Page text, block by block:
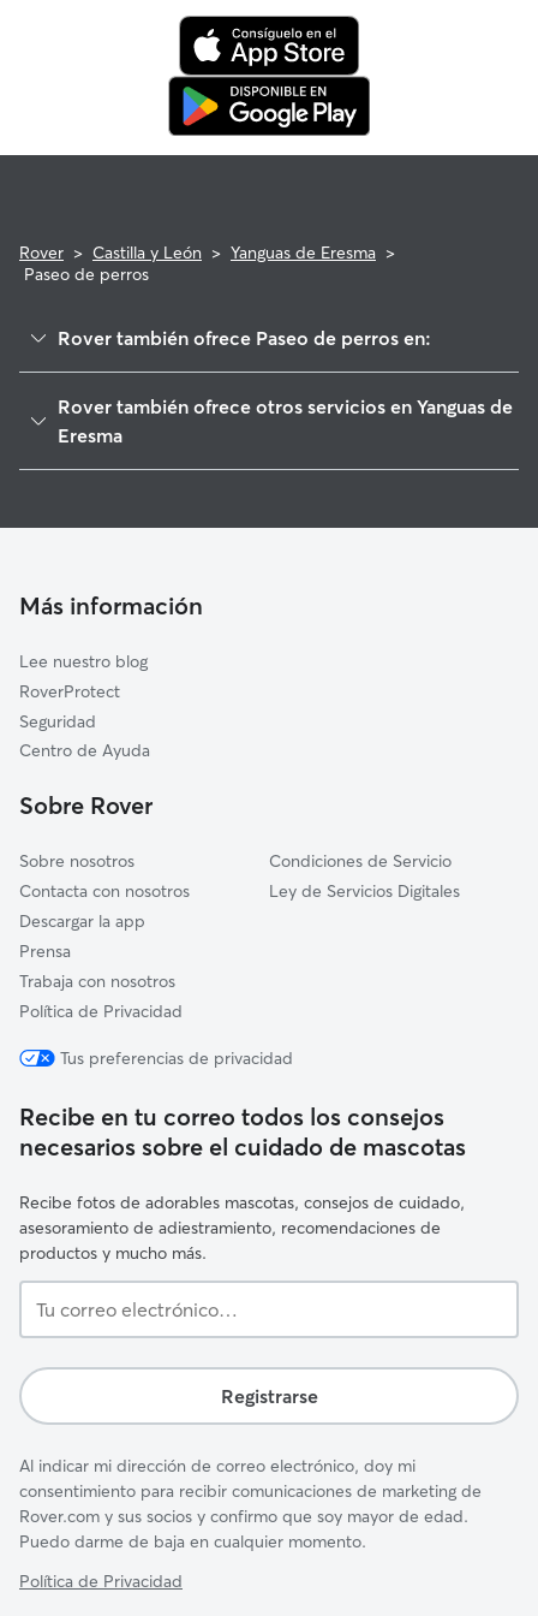
programa de reembolso de la Garantía Rover para asistencia
veterinaria que cumpla con los requisitos.
Rover > Castilla y León > Yanguas de Eresma >
Paseo de perros
Rover también ofrece Paseo de perros en:
Roda de Eresma
Escobar de Polendos
Hontanares de Eresma
Garcillán
Anaya
Rover también ofrece otros servicios en Yanguas de
Eresma
Cuidadores de Gatos en Yanguas de Eresma
Más información
Lee nuestro blog
RoverProtect
Seguridad
Centro de Ayuda
Sobre Rover
Sobre nosotros
Contacta con nosotros
Descargar la app
Prensa
Trabaja con nosotros
Política de Privacidad
Condiciones de Servicio
Ley de Servicios Digitales
Tus preferencias de privacidad
Recibe en tu correo todos los consejos
necesarios sobre el cuidado de mascotas
Recibe fotos de adorables mascotas, consejos de cuidado,
asesoramiento de adiestramiento, recomendaciones de
productos y mucho más.
correo
Registrarse
Al indicar mi dirección de correo electrónico, doy mi
consentimiento para recibir comunicaciones de marketing de
Rover.com y sus socios y confirmo que soy mayor de edad.
Puedo darme de baja en cualquier momento.
Política de Privacidad